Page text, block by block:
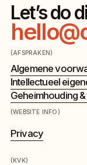
Let’s do
(AFSPRAKEN)
Algemene
Intellectueel
Geheimhouding
(WEBSITE INFO)
Privacy
(KVK)